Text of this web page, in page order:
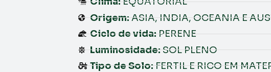
Origem: ASIA, INDIA, OCEANIA E
Ciclo de vida: PERENE
Luminosidade: SOL PLENO
Tipo de Solo: FERTIL E RICO EM